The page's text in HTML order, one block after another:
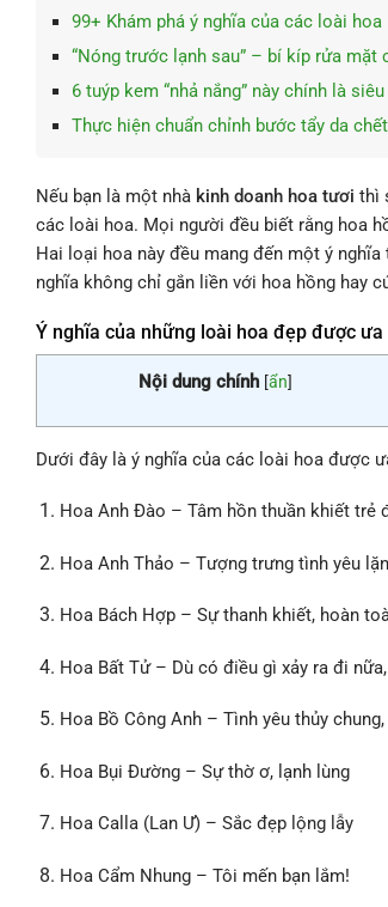
99+ Khám phá ý nghĩa của các loài hoa
“Nóng trước lạnh sau” – bí kíp rửa mặt
6 tuýp kem “nhả nắng” này chính là
Thực hiện chuẩn chỉnh bước tẩy da
Nếu bạn là một nhà kinh doanh hoa tươi thì
các loài hoa. Mọi người đều biết rằng hoa
Hai loại hoa này đều mang đến một ý
nghĩa không chỉ gắn liền với hoa hồng hay
Ý nghĩa của những loài hoa đẹp được ưa
Nội dung chính [ẩn]
Dưới đây là ý nghĩa của các loài hoa được
Hoa Anh Đào – Tâm hồn thuần khiết trẻ
Hoa Anh Thảo – Tượng trưng tình yêu
Hoa Bách Hợp – Sự thanh khiết, hoàn
Hoa Bất Tử – Dù có điều gì xảy ra đi
Hoa Bồ Công Anh – Tình yêu thủy
Hoa Bụi Đường – Sự thờ ơ, lạnh lùng
Hoa Calla (Lan Ư) – Sắc đẹp lộng lẫy
Hoa Cẩm Nhung – Tôi mến bạn lắm!